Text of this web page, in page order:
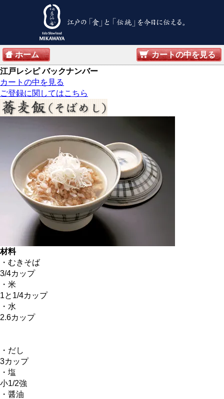
ホーム
カートの中を見る
江戸レシピ バックナンバー
カートの中を見る
ご登録に関してはこちら
材料
・むきそば
3/4カップ
・米
1と1/4カップ
・水
2.6カップ
・だし
3カップ
・塩
小1/2強
・醤油